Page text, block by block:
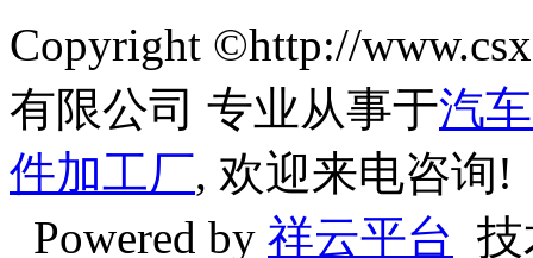
Copyright ©http://
有限公司 专业从事于汽
件加工厂, 欢迎来电咨询!
Powered by 祥云平台